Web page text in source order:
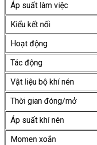
Áp suất làm việc
Kiểu kết nối
Hoạt động
Tác động
Vật liệu bộ khí nén
Thời gian đóng/mở
Áp suất khí nén
Momen xoắn